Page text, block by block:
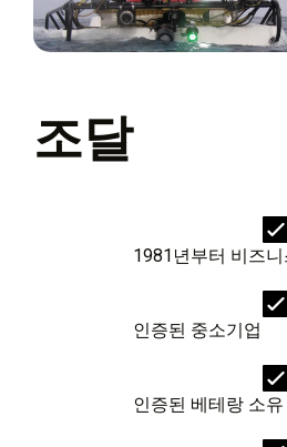
조달
1981년부터 비즈
인증된 중소기업
인증된 베테랑 소유